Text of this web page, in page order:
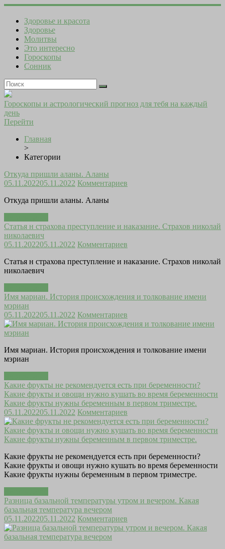
Здоровье и красота
Здоровье
Молитвы
Это интересно
Гороскопы
Сонник
Гороскопы и астрологический прогноз для тебя на каждый
день
Перейти
Главная
>
Категории
Откуда пришли аланы. Аланы
05.11.202205.11.2022 Комментариев
Откуда пришли аланы. Аланы
Статья н страхова преступление и наказание. Страхов николай
николаевич
05.11.202205.11.2022 Комментариев
Статья н страхова преступление и наказание. Страхов николай
николаевич
Имя мариан. История происхождения и толкование имени
мэриан
05.11.202205.11.2022 Комментариев
Имя мариан. История происхождения и толкование имени
мэриан
Какие фрукты не рекомендуется есть при беременности?
Какие фрукты и овощи нужно кушать во время беременности
Какие фрукты нужны беременным в первом триместре.
05.11.202205.11.2022 Комментариев
Какие фрукты не рекомендуется есть при беременности?
Какие фрукты и овощи нужно кушать во время беременности
Какие фрукты нужны беременным в первом триместре.
Разница базальной температуры утром и вечером. Какая
базальная температура вечером
05.11.202205.11.2022 Комментариев